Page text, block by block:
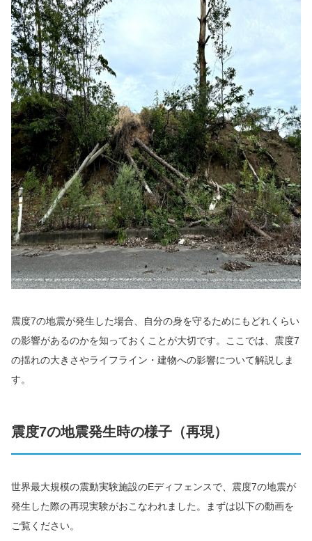
震度7の地震が発生した場合、自分の身を守るためにもどれくらい
の影響があるのかを知っておくことが大切です。ここでは、震度7
の揺れの大きさやライフライン・建物への影響について解説しま
す。
震度7の地震発生時の様子（再現）
世界最大規模の震動実験施設のEディフェンスで、震度7の地震が
発生した際の再現実験がおこなわれました。まずは以下の動画を
ご覧ください。